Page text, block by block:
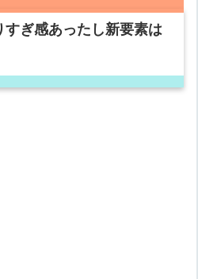
すぎ感あったし新要素は